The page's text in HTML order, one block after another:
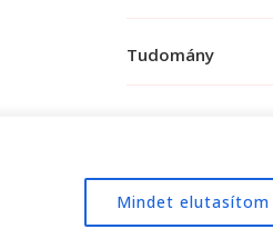
Mindet elutasítom
Tudomány
WordPress.